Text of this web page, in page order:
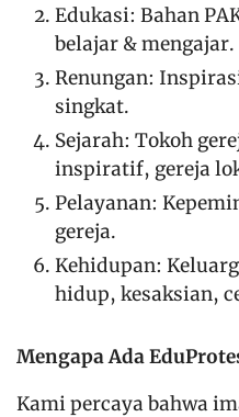
Edukasi: Bahan
belajar & mengajar.
Renungan:
singkat.
Sejarah: Tokoh
inspiratif, gereja
Pelayanan:
gereja.
Kehidupan:
hidup, kesaksian,
Mengapa Ada
Kami percaya bahwa